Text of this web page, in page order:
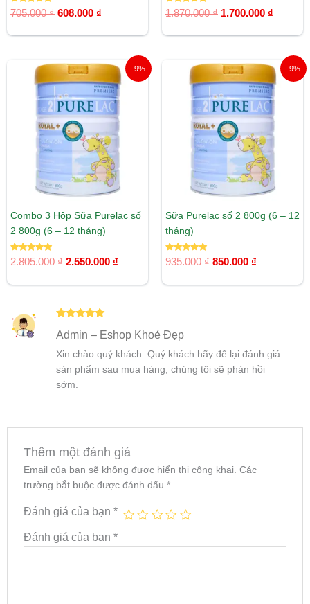
Được xếp
hạng
705.000₫ 608.000 ₫
Được xếp
hạng
1.870.000₫ 1.700.000 ₫
-9%
Combo 3 Hộp Sữa Purelac số
2 800g (6 – 12 tháng)
Được xếp
hạng
2.805.000₫
Giá
gốc
2.805.000 ₫.
2.550.000 ₫
Giá
hiện
tại
là:
2.550.000 ₫.
-9%
Sữa Purelac số 2 800g (6 – 12
tháng)
Được xếp
hạng
935.000₫
Giá
gốc
935.000 ₫.
850.000 ₫
Giá
hiện
tại
là:
850.000 ₫.
hạng55
Admin – Eshop Khoẻ Đẹp
Xin chào quý khách. Quý khách hãy để lại đánh giá
sản phẩm sau mua hàng, chúng tôi sẽ phản hồi
sớm.
Thêm một đánh giá
Email của bạn sẽ không được hiển thị công khai. Các
trường bắt buộc được đánh dấu *
Đánh giá của bạn *
Đánh giá của bạn *